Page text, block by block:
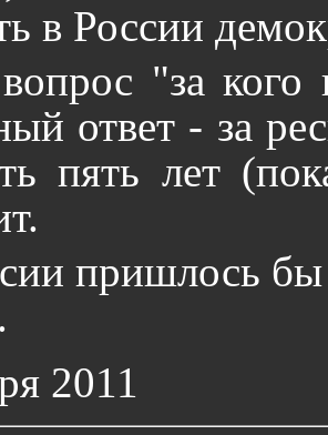
в России
"за кого
ответ - за
пять лет
пришлось бы
2011